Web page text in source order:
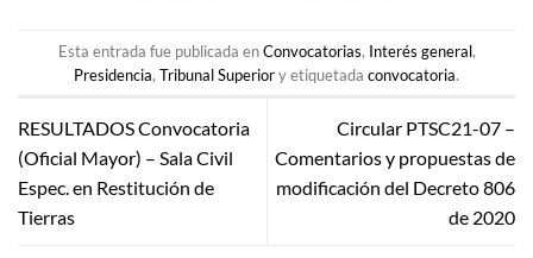
Esta entrada fue publicada enConvocatorias, Interés general,
Presidencia, Tribunal Superiory etiquetada convocatoria.
RESULTADOS Convocatoria
(Oficial Mayor) – Sala Civil
Espec. en Restitución de
Tierras
Circular PTSC21-07 –
Comentarios y propuestas de
modificación del Decreto 806
de 2020